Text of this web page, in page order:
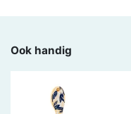
Ook handig